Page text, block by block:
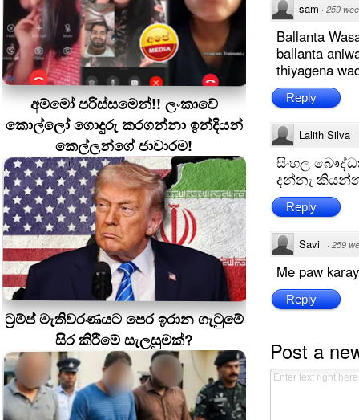
අම්මෝ පරිස්සමෙන්!! ලංකාවේ
කොල්ලෝ ගොදුරු කරගන්නා ඉන්දියන්
කෙල්ලන්ගේ ජාවාරම!
ට්‍රම්ප් මැතිවරණයට පෙර ඉරාන ගැටුමේ
සිර කිරීමේ සැලසුමක්?
sam · 259
Ballanta
ballanta
thiyagena
Reply
Lalith Silva
සිංහල
දන්නැ
Reply
Savi · 259
Me paw
Reply
Post a